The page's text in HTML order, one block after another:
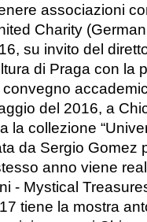
associazioni
Charity
su invito del
di Praga con la
del 2016, a
la collezione
da Sergio Gomez
anno viene
- Mystical
tiene la mostra